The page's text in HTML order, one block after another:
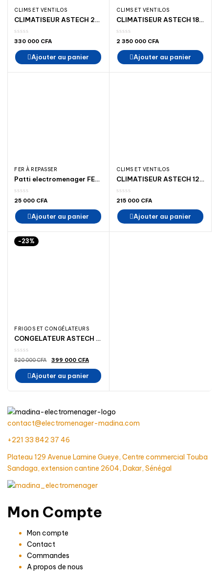
CLIMS ET VENTILOS
CLIMATISEUR ASTECH 24 000 BTU 3 CV INVERTER
330 000 CFA
Ajouter au panier
CLIMS ET VENTILOS
CLIMATISEUR ASTECH 18 000 BTU 2 CV R410
2 350 000 CFA
Ajouter au panier
FER À REPASSER
Patti electromenager FER À REPASSER PHILIPS
25 000 CFA
Ajouter au panier
CLIMS ET VENTILOS
CLIMATISEUR ASTECH 12 000 BTU 1.5 CV
215 000 CFA
Ajouter au panier
-23%
FRIGOS ET CONGÉLATEURS
CONGELATEUR ASTECH CH 800GM MADINA-ELACTROMENAGER,ASTECH,BAR,FRIGO,BAKO,FINIX,ROCH,SOLISTAR,HISENSE,HIER
520 000CFA Le
prix
initial
était :
399 000 CFA
actuel
est :
399
Ajouter au panier
contact@electromenager-madina.com
+221 33 842 37 46
Plateau 129 Avenue Lamine Gueye, Centre commercial Touba
Sandaga, extension cantine 2604, Dakar, Sénégal
Mon Compte
Mon compte
Contact
Commandes
A propos de nous